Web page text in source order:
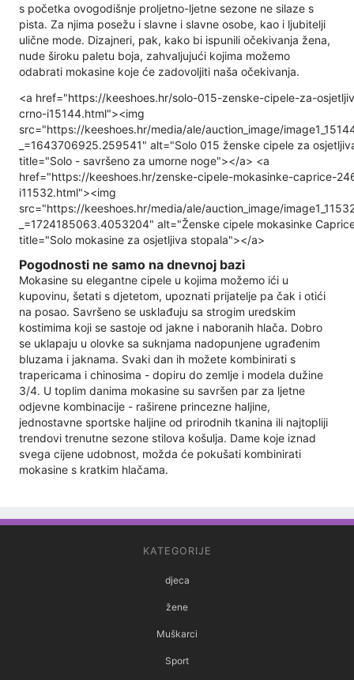
s početka ovogodišnje proljetno-ljetne sezone ne silaze s
pista. Za njima posežu i slavne i slavne osobe, kao i ljubitelji
ulične mode. Dizajneri, pak, kako bi ispunili očekivanja žena,
nude široku paletu boja, zahvaljujući kojima možemo
odabrati mokasine koje će zadovoljiti naša očekivanja.
<a href="https://keeshoes.hr/solo-015-zenske-cipele-za-
crno-i15144.html"><img
src="https://keeshoes.hr/media/ale/auction_image/
_=1643706925.259541" alt="Solo 015 ženske cipele za
title="Solo - savršeno za umorne noge"></a> <a
href="https://keeshoes.hr/zenske-cipele-mokasinke-caprice-
i11532.html"><img
src="https://keeshoes.hr/media/ale/auction_image/
_=1724185063.4053204" alt="Ženske cipele mokasinke
title="Solo mokasine za osjetljiva stopala"></a>
Pogodnosti ne samo na dnevnoj bazi
Mokasine su elegantne cipele u kojima možemo ići u
kupovinu, šetati s djetetom, upoznati prijatelje pa čak i otići
na posao. Savršeno se usklađuju sa strogim uredskim
kostimima koji se sastoje od jakne i naboranih hlača. Dobro
se uklapaju u olovke sa suknjama nadopunjene ugrađenim
bluzama i jaknama. Svaki dan ih možete kombinirati s
trapericama i chinosima - dopiru do zemlje i modela dužine
3/4. U toplim danima mokasine su savršen par za ljetne
odjevne kombinacije - raširene princezne haljine,
jednostavne sportske haljine od prirodnih tkanina ili najtopliji
trendovi trenutne sezone stilova košulja. Dame koje iznad
svega cijene udobnost, možda će pokušati kombinirati
mokasine s kratkim hlačama.
KATEGORIJE
djeca
žene
Muškarci
Sport